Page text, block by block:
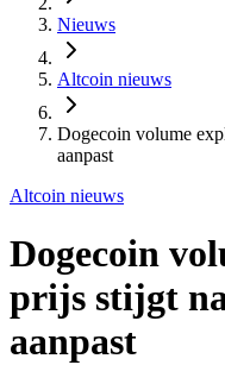
Nieuws
Altcoin nieuws
Dogecoin volume
aanpast
Altcoin nieuws
Dogecoin
prijs stijgt
aanpast